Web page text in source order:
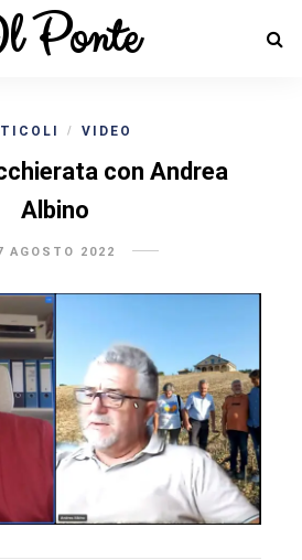
/ VIDEO
con Andrea
Albino
AGOSTO 2022